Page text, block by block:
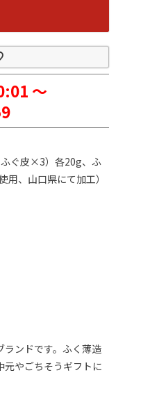
〜
ふぐ皮×3）各20g、ふ
、山口県にて加工）
ランドです。ふく薄造
元やごちそうギフトに